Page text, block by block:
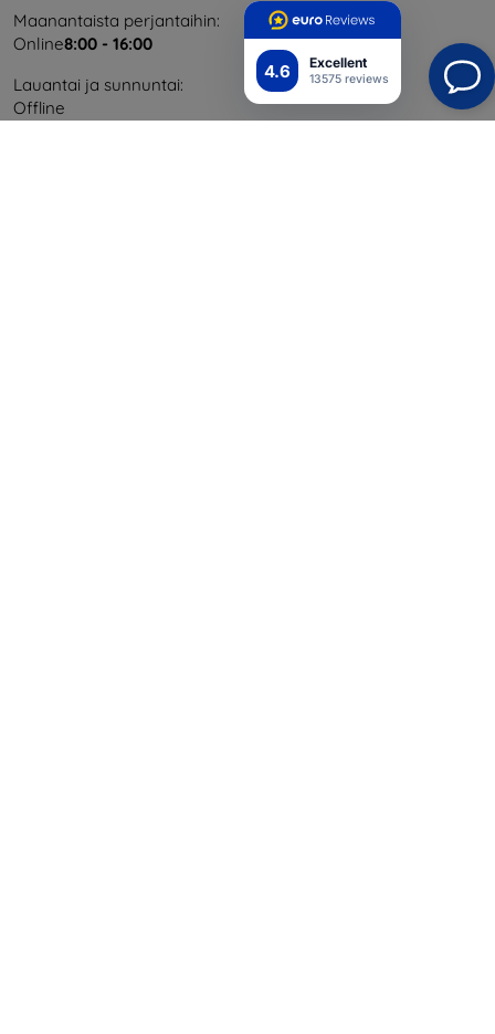
4.6 Excellent
13575 reviews
Maanantaista perjantaihin:
Online8:00 - 16:00
Lauantai ja sunnuntai:
Offline